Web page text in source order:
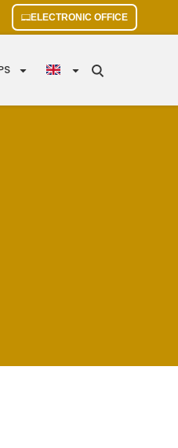
ELECTRONIC OFFICE